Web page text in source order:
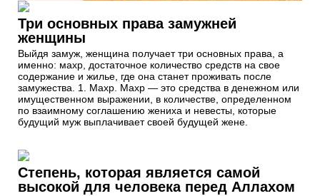
Три основных права замужней
женщины
Выйдя замуж, женщина получает три основных права, а
именно: махр, достаточное количество средств на свое
содержание и жилье, где она станет проживать после
замужества. 1. Махр. Махр ― это средства в денежном или
имущественном выражении, в количестве, определенном
по взаимному соглашению жениха и невесты, которые
будущий муж выплачивает своей будущей жене.
Степень, которая является самой
высокой для человека перед Аллахом